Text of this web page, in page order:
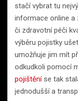
stačí vybrat tu
informace online a
či zdravotní péči
výběru pojistky
umožňuje jim mít
odkudkoli pomocí
pojištěníse tak
jednodušší a